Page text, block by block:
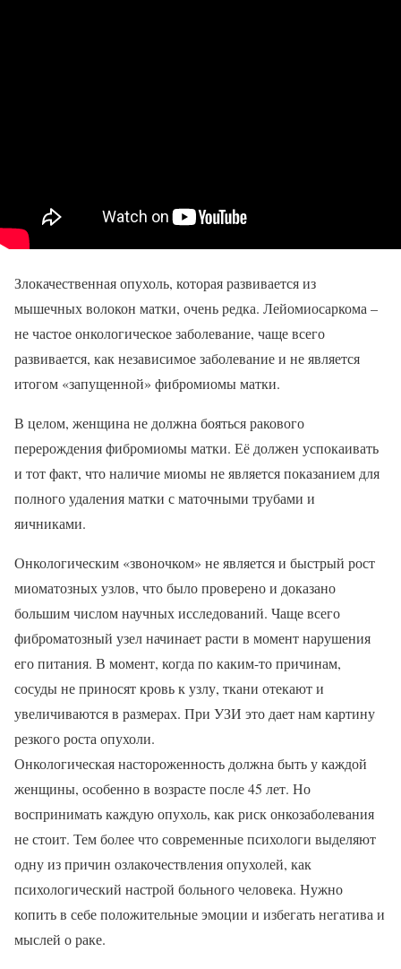
Злокачественная опухоль, которая развивается из
мышечных волокон матки, очень редка. Лейомиосаркома –
не частое онкологическое заболевание, чаще всего
развивается, как независимое заболевание и не является
итогом «запущенной» фибромиомы матки.
В целом, женщина не должна бояться ракового
перерождения фибромиомы матки. Её должен успокаивать
и тот факт, что наличие миомы не является показанием для
полного удаления матки с маточными трубами и
яичниками.
Онкологическим «звоночком» не является и быстрый рост
миоматозных узлов, что было проверено и доказано
большим числом научных исследований. Чаще всего
фиброматозный узел начинает расти в момент нарушения
его питания. В момент, когда по каким-то причинам,
сосуды не приносят кровь к узлу, ткани отекают и
увеличиваются в размерах. При УЗИ это дает нам картину
резкого роста опухоли.
Онкологическая настороженность должна быть у каждой
женщины, особенно в возрасте после 45 лет. Но
воспринимать каждую опухоль, как риск онкозаболевания
не стоит. Тем более что современные психологи выделяют
одну из причин озлакочествления опухолей, как
психологический настрой больного человека. Нужно
копить в себе положительные эмоции и избегать негатива и
мыслей о раке.